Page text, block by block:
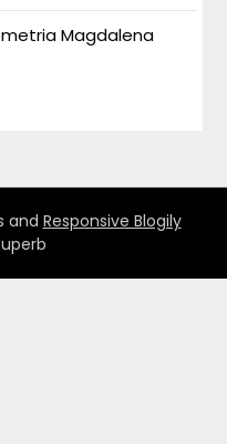
Magdalena
and Responsive Blogily